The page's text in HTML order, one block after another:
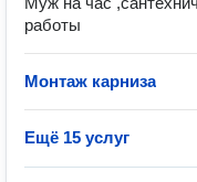
работы
Монтаж карниза
Ещё 15 услуг